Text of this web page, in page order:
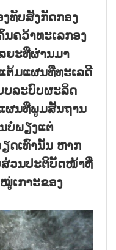
ທັບສັງກັດກອງ
ຄວ້າທະເລກອງ
ຍະທີ່ຜ່ານມາ
ຕ້ມແຜນທີ່ທະເລດີ
ບລະບົບຜະລິດ
ຜນທີ່ພູມສັນຖານ
ບໍ່ພຽງແຕ່
ດເທົ່ານັ້ນ ຫາກ
ສ່ວນປະຕິບັດໜ້າທີ່
ເກາະຂອງ